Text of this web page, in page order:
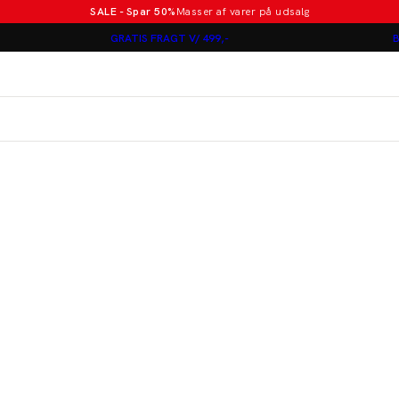
SALE - Spar 50%Masser af varer på udsalg
GRATIS FRAGT V/ 499,-Poloer i nye farver
Jakkesæt fra 1499 kr.
Lindbergh